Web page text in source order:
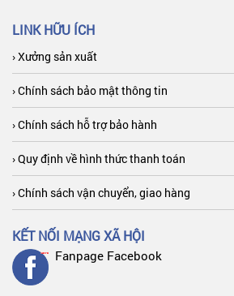
LINK HỮU ÍCH
› Xưởng sản xuất
› Chính sách bảo mật thông tin
› Chính sách hỗ trợ bảo hành
› Quy định về hình thức thanh toán
› Chính sách vận chuyển, giao hàng
KẾT NỐI MẠNG XÃ HỘI
Fanpage Facebook